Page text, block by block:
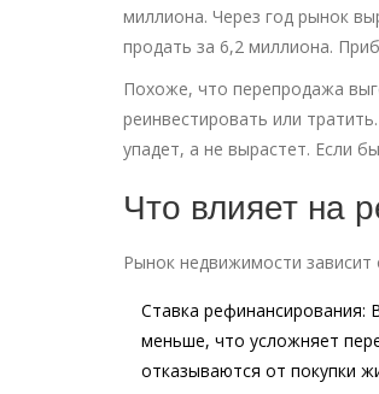
миллиона. Через год рынок
продать за 6,2 миллиона.
Похоже, что перепродажа
реинвестировать или
упадет, а не вырастет. Если
Что влияет на
Рынок недвижимости
Ставка рефинансирования:
меньше, что усложняет
отказываются от покупки